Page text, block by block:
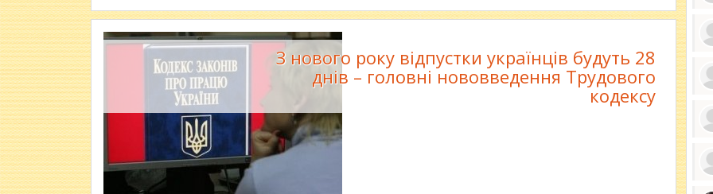
З нового року відпустки українців будуть 28
днів – головні нововведення Трудового
кодексу